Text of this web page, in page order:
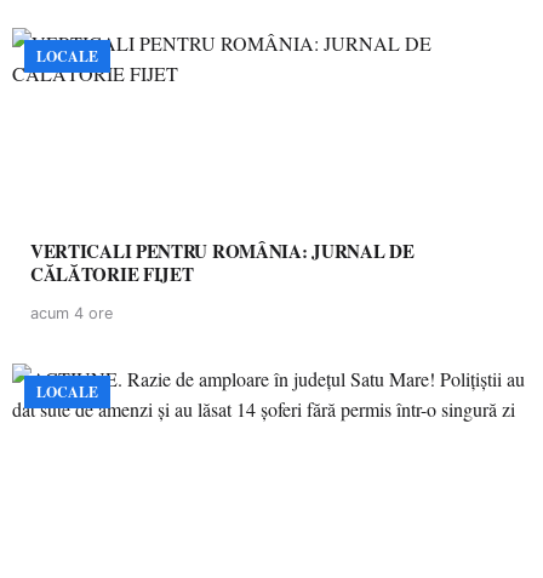
LOCALE
VERTICALI PENTRU ROMÂNIA: JURNAL DE
CĂLĂTORIE FIJET
acum 4 ore
LOCALE